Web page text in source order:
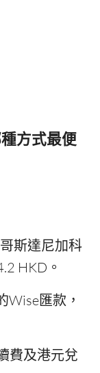
方式最便
斯達尼加科
HKD。
匯款，
費及港元兌